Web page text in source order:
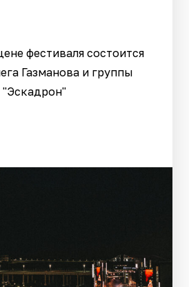
фестиваля состоится
Газманова и группы
"Эскадрон"